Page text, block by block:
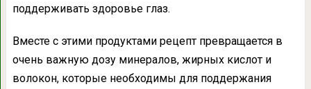
поддерживать здоровье глаз.
Вместе с этими продуктами рецепт превращается в
очень важную дозу минералов, жирных кислот и
волокон, которые необходимы для поддержания